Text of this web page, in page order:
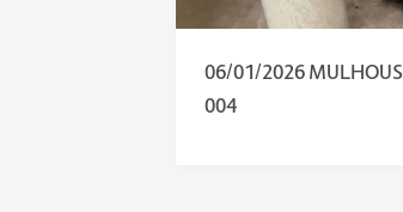
06/01/2026
004